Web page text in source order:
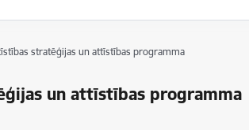
stratēģijas un attīstības programma
un attīstības programma